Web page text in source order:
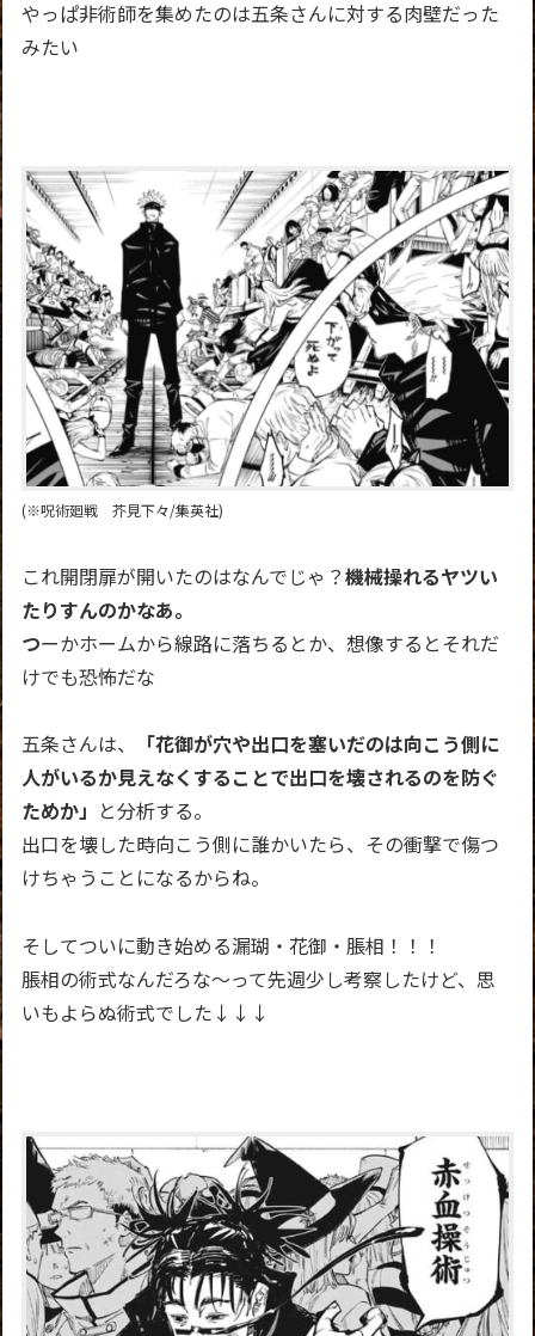
やっぱ非術師を集めたのは五条さんに対する肉壁だった
みたい
(※呪術廻戦 芥見下々/集英社)
これ開閉扉が開いたのはなんでじゃ？機械操れるヤツい
たりすんのかなあ。
つーかホームから線路に落ちるとか、想像するとそれだ
けでも恐怖だな
五条さんは、
「花御が穴や出口を塞いだのは向こう側に
人がいるか見えなくすることで出口を壊されるのを防ぐ
ためか」 と分析する。
出口を壊した時向こう側に誰かいたら、その衝撃で傷つ
けちゃうことになるからね。
そしてついに動き始める漏瑚・花御・脹相！！！
脹相の術式なんだろな～って先週少し考察したけど、思
いもよらぬ術式でした↓↓↓